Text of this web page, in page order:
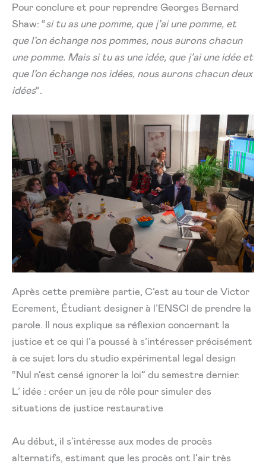
Pour conclure et pour reprendre Georges Bernard
Shaw: “si tu as une pomme, que j’ai une pomme, et
que l’on échange nos pommes, nous aurons chacun
une pomme. Mais si tu as une idée, que j’ai une idée et
que l’on échange nos idées, nous aurons chacun deux
idées“.
Après cette première partie, C’est au tour de Victor
Ecrement, Étudiant designer à l’ENSCI de prendre la
parole. Il nous explique sa réflexion concernant la
justice et ce qui l’a poussé à s’intéresser précisément
à ce sujet lors du studio expérimental legal design
“Nul n’est censé ignorer la loi” du semestre dernier.
L’ idée : créer un jeu de rôle pour simuler des
situations de justice restaurative
Au début, il s’intéresse aux modes de procès
alternatifs, estimant que les procès ont l’air très